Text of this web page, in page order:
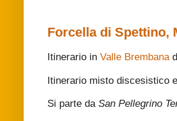
Forcella di Spettino,
Itinerario in Valle Brembana
Itinerario misto discesistico
Si parte da San Pellegrino